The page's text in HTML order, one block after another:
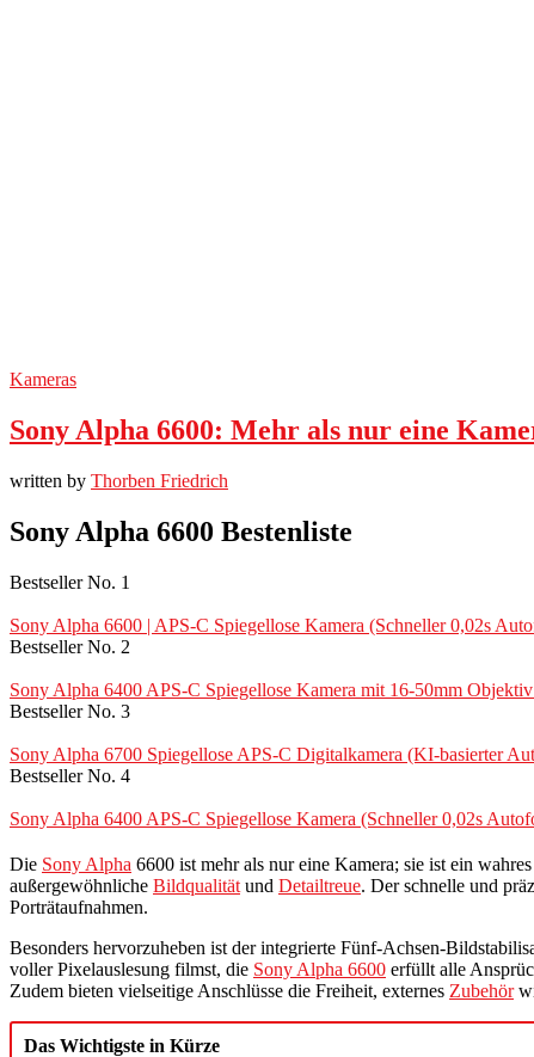
Kameras
Sony Alpha 6600: Mehr als nur eine
written by Thorben Friedrich
Sony Alpha 6600 Bestenliste
Bestseller No. 1
Sony Alpha 6600 | APS-C Spiegellose Kamera (Schneller 0,02s
Bestseller No. 2
Sony Alpha 6400 APS-C Spiegellose Kamera mit 16-50mm
Bestseller No. 3
Sony Alpha 6700 Spiegellose APS-C Digitalkamera (KI-basierter
Bestseller No. 4
Sony Alpha 6400 APS-C Spiegellose Kamera (Schneller 0,02s
Die Sony Alpha 6600 ist mehr als nur eine Kamera; sie ist ein
außergewöhnliche Bildqualität und Detailtreue. Der schnelle und
Porträtaufnahmen.
Besonders hervorzuheben ist der integrierte Fünf-Achsen-
voller Pixelauslesung filmst, die Sony Alpha 6600 erfüllt alle
Zudem bieten vielseitige Anschlüsse die Freiheit, externes Zubehör
Das Wichtigste in Kürze